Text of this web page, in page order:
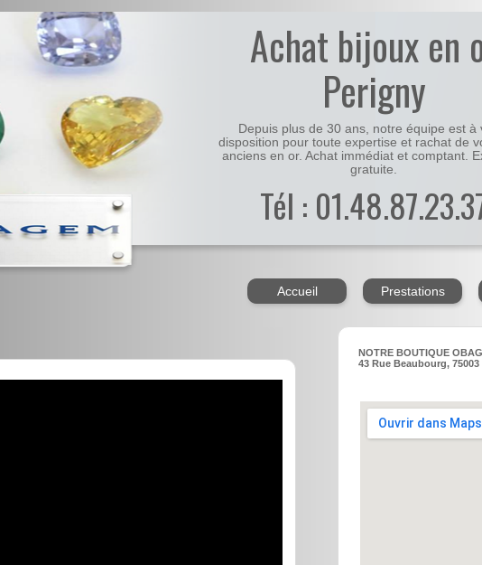
Achat bijoux en
Perigny
Depuis plus de 30 ans, notre équipe est à
disposition pour toute expertise et rachat de
anciens en or. Achat immédiat et comptant.
gratuite.
Tél :
Accueil Prestations
NOTRE BOUTIQUE
43 Rue Beaubourg, 75003